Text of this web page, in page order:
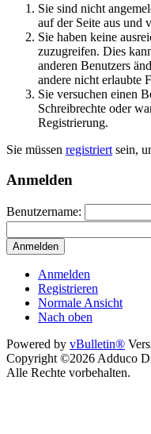
Sie sind nicht
auf der Seite aus und
Sie haben keine
zuzugreifen. Dies
anderen Benutzers
andere nicht erlaubte
Sie versuchen einen
Schreibrechte oder
Registrierung.
Sie müssen registriert sein,
Anmelden
Benutzername:
Anmelden
Anmelden
Registrieren
Normale Ansicht
Nach oben
Powered by vBulletin®
Copyright ©2026 Adduco
Alle Rechte vorbehalten.